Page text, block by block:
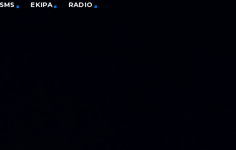
SMS EKIPA RADIO